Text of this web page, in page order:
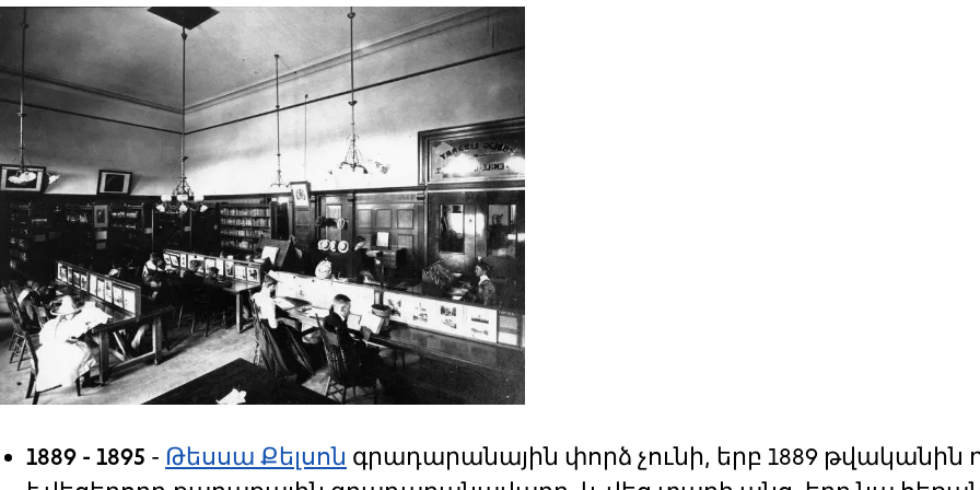
1889 - 1895 - Թեսսա Քելսոն գրադարանային փորձ չունի, երբ 1889 թվականին